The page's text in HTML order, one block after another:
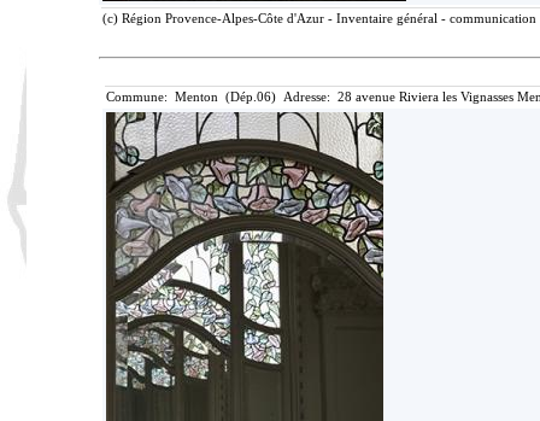
(c) Région Provence-Alpes-Côte d'Azur - Inventaire général -
Commune: Menton (Dép.06) Adresse: 28 avenue Riviera les Vignasses